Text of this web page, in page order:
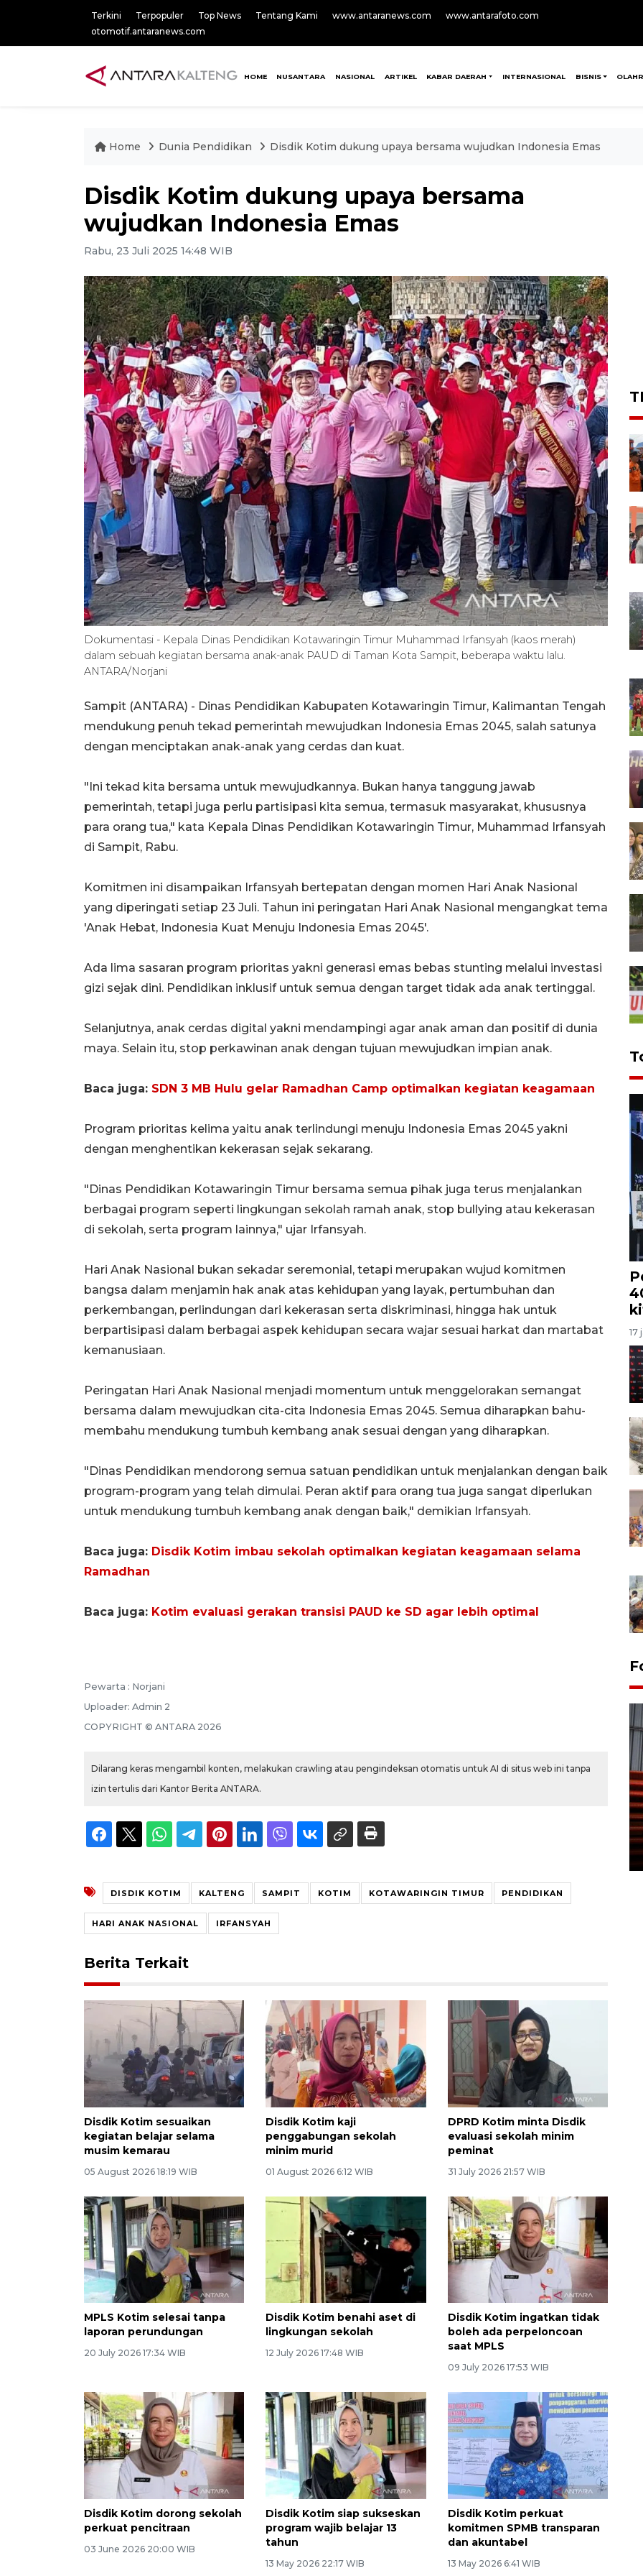
Terkini Terpopuler Top News Tentang Kami www.antaranews.com
www.antarafoto.com
otomotif.antaranews.com
HOME NUSANTARA NASIONAL ARTIKEL KABAR DAERAH INTERNASIONAL BISNIS
Home Dunia Pendidikan Disdik Kotim dukung upaya bersama wujudkan Indonesia Emas
Disdik Kotim dukung upaya bersama
wujudkan Indonesia Emas
Rabu, 23 Juli 2025 14:48 WIB
Dokumentasi - Kepala Dinas Pendidikan Kotawaringin Timur Muhammad Irfansyah (kaos merah)
dalam sebuah kegiatan bersama anak-anak PAUD di Taman Kota Sampit, beberapa waktu lalu.
ANTARA/Norjani
Sampit (ANTARA) - Dinas Pendidikan Kabupaten Kotawaringin Timur, Kalimantan Tengah
mendukung penuh tekad pemerintah mewujudkan Indonesia Emas 2045, salah satunya
dengan menciptakan anak-anak yang cerdas dan kuat.
"Ini tekad kita bersama untuk mewujudkannya. Bukan hanya tanggung jawab
pemerintah, tetapi juga perlu partisipasi kita semua, termasuk masyarakat, khususnya
para orang tua," kata Kepala Dinas Pendidikan Kotawaringin Timur, Muhammad Irfansyah
di Sampit, Rabu.
Komitmen ini disampaikan Irfansyah bertepatan dengan momen Hari Anak Nasional
yang diperingati setiap 23 Juli. Tahun ini peringatan Hari Anak Nasional mengangkat tema
'Anak Hebat, Indonesia Kuat Menuju Indonesia Emas 2045'.
Ada lima sasaran program prioritas yakni generasi emas bebas stunting melalui investasi
gizi sejak dini. Pendidikan inklusif untuk semua dengan target tidak ada anak tertinggal.
Selanjutnya, anak cerdas digital yakni mendampingi agar anak aman dan positif di dunia
maya. Selain itu, stop perkawinan anak dengan tujuan mewujudkan impian anak.
Baca juga: SDN 3 MB Hulu gelar Ramadhan Camp optimalkan kegiatan keagamaan
Program prioritas kelima yaitu anak terlindungi menuju Indonesia Emas 2045 yakni
dengan menghentikan kekerasan sejak sekarang.
"Dinas Pendidikan Kotawaringin Timur bersama semua pihak juga terus menjalankan
berbagai program seperti lingkungan sekolah ramah anak, stop bullying atau kekerasan
di sekolah, serta program lainnya," ujar Irfansyah.
Hari Anak Nasional bukan sekadar seremonial, tetapi merupakan wujud komitmen
bangsa dalam menjamin hak anak atas kehidupan yang layak, pertumbuhan dan
perkembangan, perlindungan dari kekerasan serta diskriminasi, hingga hak untuk
berpartisipasi dalam berbagai aspek kehidupan secara wajar sesuai harkat dan martabat
kemanusiaan.
Peringatan Hari Anak Nasional menjadi momentum untuk menggelorakan semangat
bersama dalam mewujudkan cita-cita Indonesia Emas 2045. Semua diharapkan bahu-
membahu mendukung tumbuh kembang anak sesuai dengan yang diharapkan.
"Dinas Pendidikan mendorong semua satuan pendidikan untuk menjalankan dengan baik
program-program yang telah dimulai. Peran aktif para orang tua juga sangat diperlukan
untuk mendukung tumbuh kembang anak dengan baik," demikian Irfansyah.
Baca juga: Disdik Kotim imbau sekolah optimalkan kegiatan keagamaan selama
Ramadhan
Baca juga: Kotim evaluasi gerakan transisi PAUD ke SD agar lebih optimal
Pewarta : Norjani
Uploader: Admin 2
COPYRIGHT © ANTARA 2026
Dilarang keras mengambil konten, melakukan crawling atau pengindeksan otomatis untuk AI di situs web ini tanpa
izin tertulis dari Kantor Berita ANTARA.
DISDIK KOTIM KALTENG SAMPIT KOTIM KOTAWARINGIN TIMUR PENDIDIKAN
HARI ANAK NASIONAL IRFANSYAH
Berita Terkait
Disdik Kotim sesuaikan
kegiatan belajar selama
musim kemarau
05 August 2026 18:19 WIB
Disdik Kotim kaji
penggabungan sekolah
minim murid
01 August 2026 6:12 WIB
DPRD Kotim minta Disdik
evaluasi sekolah minim
peminat
31 July 2026 21:57 WIB
MPLS Kotim selesai tanpa
laporan perundungan
20 July 2026 17:34 WIB
Disdik Kotim benahi aset di
lingkungan sekolah
12 July 2026 17:48 WIB
Disdik Kotim ingatkan tidak
boleh ada perpeloncoan
saat MPLS
09 July 2026 17:53 WIB
Disdik Kotim dorong sekolah
perkuat pencitraan
03 June 2026 20:00 WIB
Disdik Kotim siap sukseskan
program wajib belajar 13
tahun
13 May 2026 22:17 WIB
Disdik Kotim perkuat
komitmen SPMB transparan
dan akuntabel
13 May 2026 6:41 WIB
17